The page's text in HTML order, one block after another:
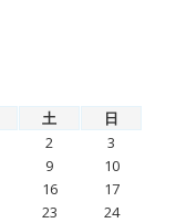
土
日
2
3
9
10
16
17
23
24